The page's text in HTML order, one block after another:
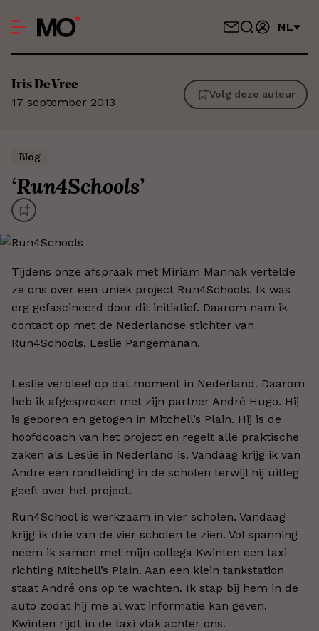
NL
IrisDe Vree
17 september 2013
Volg deze auteur
Blog
‘Run4Schools’
Tijdens onze afspraak met Miriam Mannak vertelde
ze ons over een uniek project Run4Schools. Ik was
erg gefascineerd door dit initiatief. Daarom nam ik
contact op met de Nederlandse stichter van
Run4Schools, Leslie Pangemanan.
Leslie verbleef op dat moment in Nederland. Daarom
heb ik afgesproken met zijn partner André Hugo. Hij
is geboren en getogen in Mitchell’s Plain. Hij is de
hoofdcoach van het project en regelt alle praktische
zaken als Leslie in Nederland is. Vandaag krijg ik van
Andre een rondleiding in de scholen terwijl hij uitleg
geeft over het project.
Run4School is werkzaam in vier scholen. Vandaag
krijg ik drie van de vier scholen te zien. Vol spanning
neem ik samen met mijn collega Kwinten een taxi
richting Mitchell’s Plain. Aan een klein tankstation
staat André ons op te wachten. Ik stap bij hem in de
auto zodat hij me al wat informatie kan geven.
Kwinten rijdt in de taxi vlak achter ons.